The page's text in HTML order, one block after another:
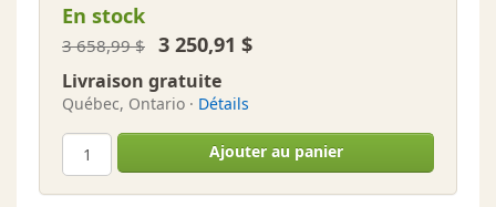
En stock
3 658,99 $ 3 250,91 $
Livraison gratuite
Québec, Ontario · Détails
Ajouter au panier